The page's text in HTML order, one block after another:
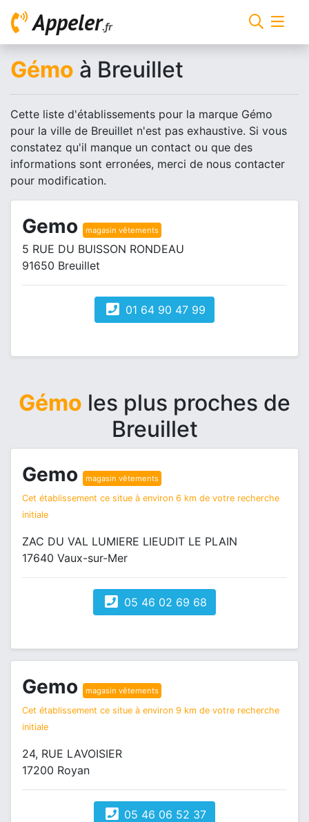
Appeler.fr
Gémo à Breuillet
Cette liste d'établissements pour la marque Gémo
pour la ville de Breuillet n'est pas exhaustive. Si vous
constatez qu'il manque un contact ou que des
informations sont erronées, merci de nous contacter
pour modification.
Gemo magasin vêtements
5 RUE DU BUISSON RONDEAU
91650 Breuillet
01 64 90 47 99
Gémo les plus proches de
Breuillet
Gemo magasin vêtements
Cet établissement ce situe à environ 6 km de votre recherche
initiale
ZAC DU VAL LUMIERE LIEUDIT LE PLAIN
17640 Vaux-sur-Mer
05 46 02 69 68
Gemo magasin vêtements
Cet établissement ce situe à environ 9 km de votre recherche
initiale
24, RUE LAVOISIER
17200 Royan
05 46 06 52 37